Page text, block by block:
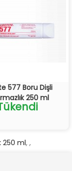
577 Boru Dişli
250 ml
250 ml, ,